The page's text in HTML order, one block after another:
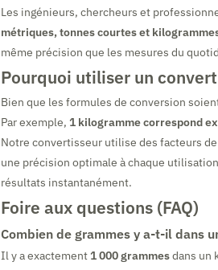
Les ingénieurs, chercheurs et
métriques, tonnes courtes et
même précision que les mesures du
Pourquoi utiliser un
Bien que les formules de conversion
Par exemple, 1 kilogramme correspond
Notre convertisseur utilise des facteurs
une précision optimale à chaque
résultats instantanément.
Foire aux questions (FAQ)
Combien de grammes y a-t-il dans
Il y a exactement 1 000 grammesdans un